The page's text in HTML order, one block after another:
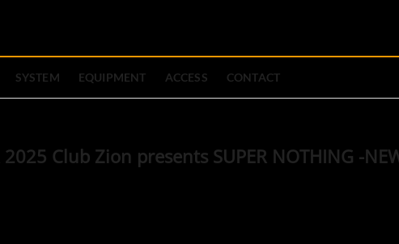
SYSTEM EQUIPMENT ACCESS CONTACT
2025 Club Zion presents SUPER NOTHING -